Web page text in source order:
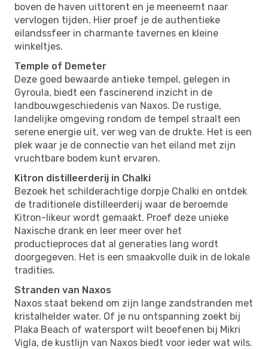
boven de haven uittorent en je meeneemt naar
vervlogen tijden. Hier proef je de authentieke
eilandssfeer in charmante tavernes en kleine
winkeltjes.
Temple of Demeter
Deze goed bewaarde antieke tempel, gelegen in
Gyroula, biedt een fascinerend inzicht in de
landbouwgeschiedenis van Naxos. De rustige,
landelijke omgeving rondom de tempel straalt een
serene energie uit, ver weg van de drukte. Het is een
plek waar je de connectie van het eiland met zijn
vruchtbare bodem kunt ervaren.
Kitron distilleerderij in Chalki
Bezoek het schilderachtige dorpje Chalki en ontdek
de traditionele distilleerderij waar de beroemde
Kitron-likeur wordt gemaakt. Proef deze unieke
Naxische drank en leer meer over het
productieproces dat al generaties lang wordt
doorgegeven. Het is een smaakvolle duik in de lokale
tradities.
Stranden van Naxos
Naxos staat bekend om zijn lange zandstranden met
kristalhelder water. Of je nu ontspanning zoekt bij
Plaka Beach of watersport wilt beoefenen bij Mikri
Vigla, de kustlijn van Naxos biedt voor ieder wat wils.